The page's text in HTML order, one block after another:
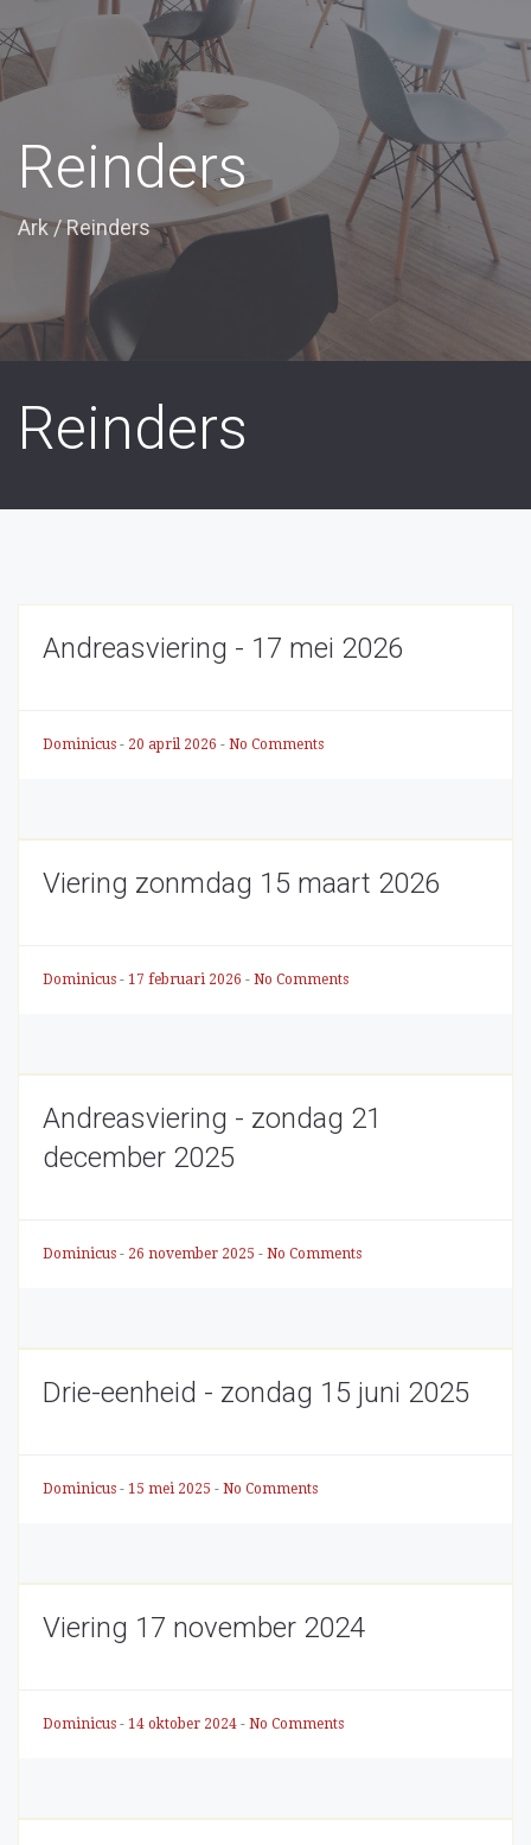
Reinders
Ark/Reinders
Reinders
Andreasviering - 17 mei 2026
Dominicus - 20 april 2026 - No Comments
Viering zonmdag 15 maart 2026
Dominicus - 17 februari 2026 - No Comments
Andreasviering - zondag 21
december 2025
Dominicus - 26 november 2025 - No Comments
Drie-eenheid - zondag 15 juni 2025
Dominicus - 15 mei 2025 - No Comments
Viering 17 november 2024
Dominicus - 14 oktober 2024 - No Comments